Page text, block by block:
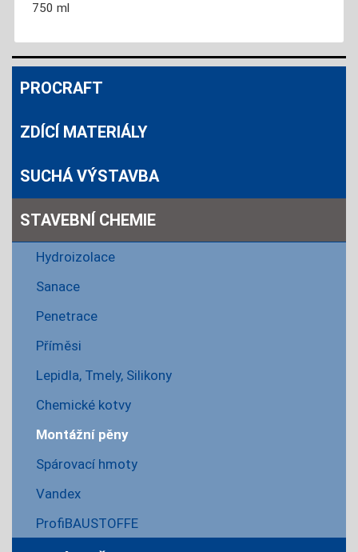
750 ml
PROCRAFT
ZDÍCÍ MATERIÁLY
SUCHÁ VÝSTAVBA
STAVEBNÍ CHEMIE
Hydroizolace
Sanace
Penetrace
Příměsi
Lepidla, Tmely, Silikony
Chemické kotvy
Montážní pěny
Spárovací hmoty
Vandex
ProfiBAUSTOFFE